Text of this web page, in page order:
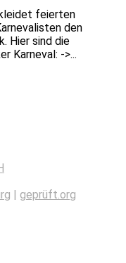
feierten
den
Hier sind die
Karneval: ->...
geprüft.org